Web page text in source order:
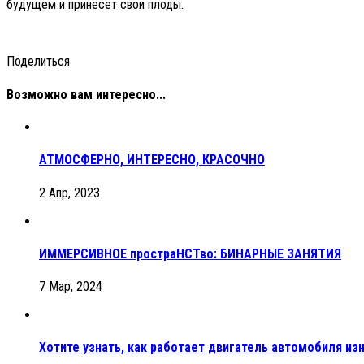
будущем и принесет свои плоды.
Поделиться
Возможно вам интересно...
АТМОСФЕРНО, ИНТЕРЕСНО, КРАСОЧНО
2 Апр, 2023
ИММЕРСИВНОЕ простраНСТво: БИНАРНЫЕ ЗАНЯТИЯ
7 Мар, 2024
Хотите узнать, как работает двигатель автомобиля